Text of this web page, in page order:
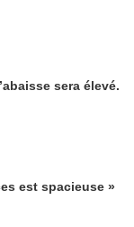
sera abaissé ; et qui s’abaisse sera élevé.
est spacieuse »